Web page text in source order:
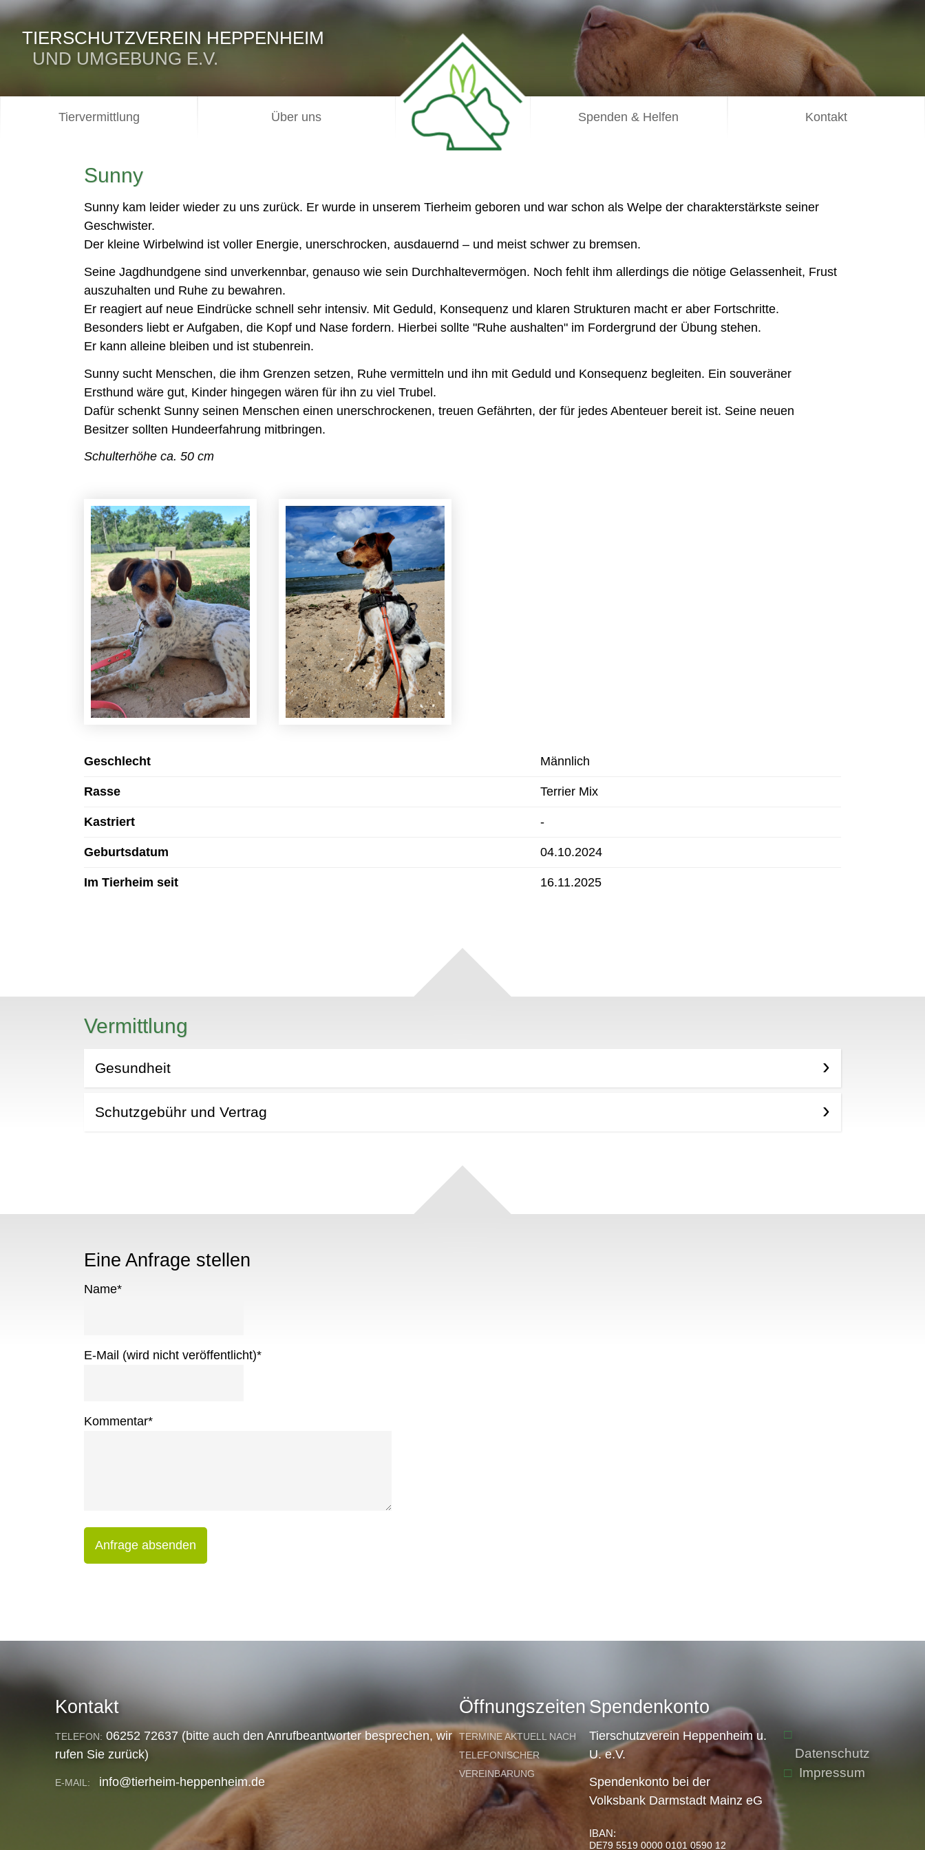
TIERSCHUTZVEREIN HEPPENHEIM
UND UMGEBUNG E.V.
Tiervermittlung Über uns Spenden & Helfen Kontakt
Sunny
Sunny kam leider wieder zu uns zurück. Er wurde in unserem Tierheim geboren und war schon als Welpe der charakterstärkste seiner
Geschwister.
Der kleine Wirbelwind ist voller Energie, unerschrocken, ausdauernd – und meist schwer zu bremsen.
Seine Jagdhundgene sind unverkennbar, genauso wie sein Durchhaltevermögen. Noch fehlt ihm allerdings die nötige Gelassenheit, Frust
auszuhalten und Ruhe zu bewahren.
Er reagiert auf neue Eindrücke schnell sehr intensiv. Mit Geduld, Konsequenz und klaren Strukturen macht er aber Fortschritte.
Besonders liebt er Aufgaben, die Kopf und Nase fordern. Hierbei sollte "Ruhe aushalten" im Fordergrund der Übung stehen.
Er kann alleine bleiben und ist stubenrein.
Sunny sucht Menschen, die ihm Grenzen setzen, Ruhe vermitteln und ihn mit Geduld und Konsequenz begleiten. Ein souveräner
Ersthund wäre gut, Kinder hingegen wären für ihn zu viel Trubel.
Dafür schenkt Sunny seinen Menschen einen unerschrockenen, treuen Gefährten, der für jedes Abenteuer bereit ist. Seine neuen
Besitzer sollten Hundeerfahrung mitbringen.
Schulterhöhe ca. 50 cm
Geschlecht Männlich
Rasse Terrier Mix
Kastriert -
Geburtsdatum 04.10.2024
Im Tierheim seit 16.11.2025
Vermittlung
Gesundheit
Schutzgebühr und Vertrag
Eine Anfrage stellen
Name*
E-Mail (wird nicht veröffentlicht)*
Kommentar*
Anfrage absenden
Kontakt
TELEFON: 06252 72637 (bitte auch den Anrufbeantworter besprechen, wir
rufen Sie zurück)
E-MAIL: info@tierheim-heppenheim.de
Öffnungszeiten
TERMINE AKTUELL NACH
TELEFONISCHER
VEREINBARUNG
Spendenkonto
Tierschutzverein Heppenheim u.
U. e.V.
Spendenkonto bei der
Volksbank Darmstadt Mainz eG
IBAN:
DE79 5519 0000 0101 0590 12
Datenschutz
Impressum